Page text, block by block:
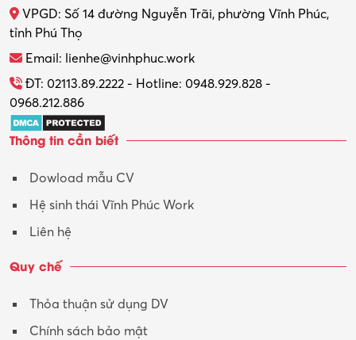
Thực tập
Tổ chức sự kiện – Quà tặng
Trợ lý
Tư vấn
Tư vấn – Kiến trúc
VPGD: Số 14 đường Nguyễn Trãi, phường Vĩnh Phúc,
tỉnh Phú Thọ
Email: lienhe@vinhphuc.work
ĐT: 02113.89.2222 - Hotline: 0948.929.828 -
0968.212.886
Thông tin cần biết
Dowload mẫu CV
Hệ sinh thái Vĩnh Phúc Work
Liên hệ
Quy chế
Thỏa thuận sử dụng DV
Chính sách bảo mật